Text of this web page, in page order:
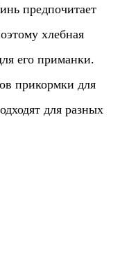
предпочитает
хлебная
его приманки.
прикормки для
для разных